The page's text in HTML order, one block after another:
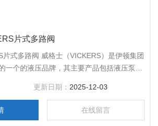
片式多路阀
片式多路阀 威格士（VICKERS）是伊顿集团
一个的液压品牌，其主要产品包括液压泵、
造商，在的工业领域享有技术*、质量可靠
（上海）传感器仪表有限公司作为众多工业
更新日期： 2025-12-03
在线留言